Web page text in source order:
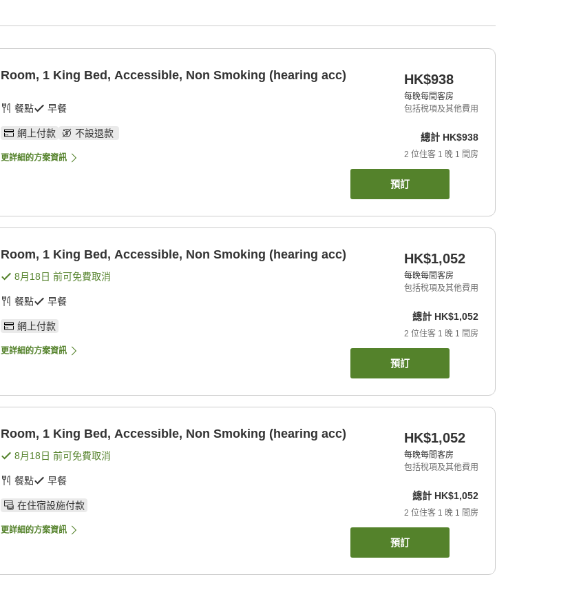
Room, 1 King Bed, Accessible, Non Smoking (hearing acc)
餐點 早餐
網上付款 不設退款
更詳細的方案資訊
HK$938
每晚每間客房
包括稅項及其他費用
總計 HK$938
2 位住客 1 晚 1 間房
預訂
Room, 1 King Bed, Accessible, Non Smoking (hearing acc)
8月18日 前可免費取消
餐點 早餐
網上付款
更詳細的方案資訊
HK$1,052
每晚每間客房
包括稅項及其他費用
總計 HK$1,052
2 位住客 1 晚 1 間房
預訂
Room, 1 King Bed, Accessible, Non Smoking (hearing acc)
8月18日 前可免費取消
餐點 早餐
在住宿設施付款
更詳細的方案資訊
HK$1,052
每晚每間客房
包括稅項及其他費用
總計 HK$1,052
2 位住客 1 晚 1 間房
預訂